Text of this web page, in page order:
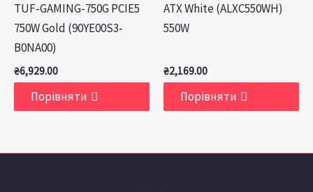
TUF-GAMING-750G PCIE5
750W Gold (90YE00S3-
B0NA00)
₴6,929.00
Порівняти
ATX White (ALXC550WH)
550W
₴2,169.00
Порівняти